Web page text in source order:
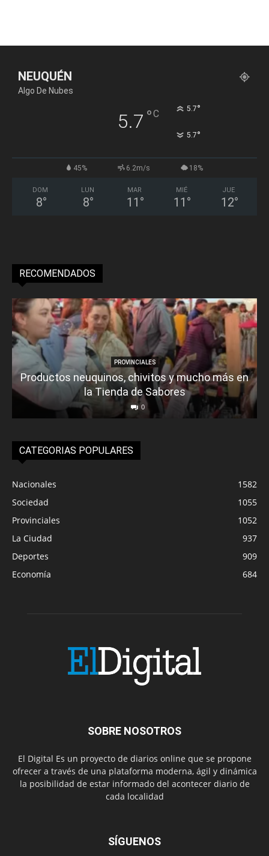
NEUQUÉN
Algo De Nubes
5.7 °C 5.7°
5.7°
45% 6.2m/s 18%
DOM
8°
LUN
8°
MAR
11 °
MIÉ
11 °
JUE
12°
RECOMENDADOS
PROVINCIALES
Productos neuquinos, chivitos y mucho más en
la Tienda de Sabores
0
CATEGORIAS POPULARES
Nacionales
1582
Sociedad
1055
Provinciales
1052
La Ciudad
937
Deportes
909
Economía
684
SOBRE NOSOTROS
El Digital Es un proyecto de diarios online que se propone
ofrecer a través de una plataforma moderna, ágil y dinámica
la posibilidad de estar informado del acontecer diario de
cada localidad
SÍGUENOS